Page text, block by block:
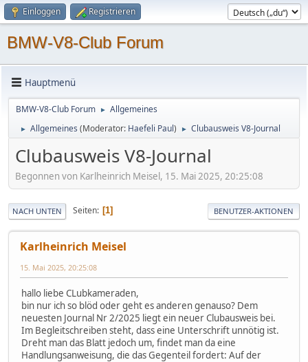
Einloggen Registrieren
BMW-V8-Club Forum
Hauptmenü
BMW-V8-Club Forum ► Allgemeines
► Allgemeines (Moderator: Haefeli Paul) ► Clubausweis V8-Journal
Clubausweis V8-Journal
Begonnen von Karlheinrich Meisel, 15. Mai 2025, 20:25:08
NACH UNTEN Seiten 1 BENUTZER-AKTIONEN
Karlheinrich Meisel
15. Mai 2025, 20:25:08
hallo liebe CLubkameraden,
bin nur ich so blöd oder geht es anderen genauso? Dem
neuesten Journal Nr 2/2025 liegt ein neuer Clubausweis bei.
Im Begleitschreiben steht, dass eine Unterschrift unnötig ist.
Dreht man das Blatt jedoch um, findet man da eine
Handlungsanweisung, die das Gegenteil fordert: Auf der